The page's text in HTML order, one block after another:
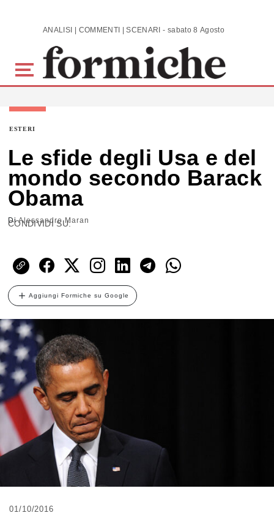
Skip to main content ANALISI | COMMENTI | SCENARI - sabato 8 Agosto 2026
ESTERI
Le sfide degli Usa e del
mondo secondo Barack
Obama
DiAlessandro Maran
CONDIVIDI SU:
Aggiungi Formiche su Google
01/10/2016